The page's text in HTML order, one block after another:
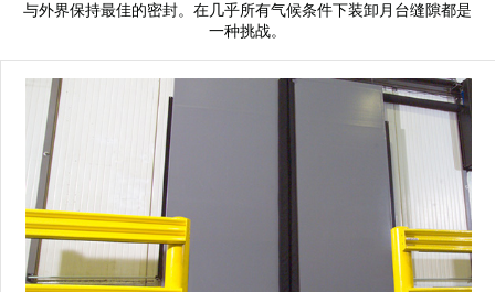
与外界保持最佳的密封。在几乎所有气候条件下装卸月台缝隙都是
一种挑战。